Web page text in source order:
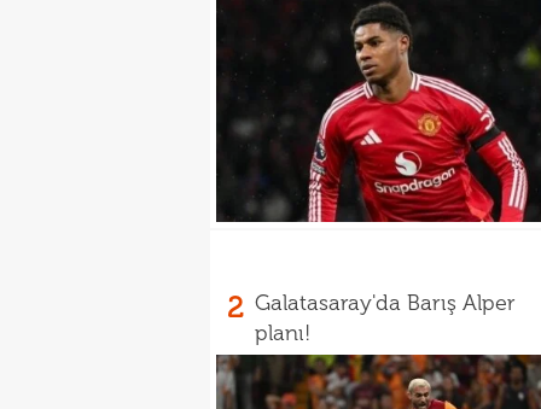
2 Galatasaray'da Barış Alper
planı!